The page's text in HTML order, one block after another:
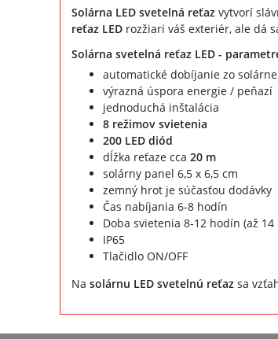
Solárna LED svetelná reťazvytvorí
reťaz LEDrozžiari váš exteriér, ale dá
Solárna svetelná reťaz LED -
automatické dobíjanie zo
výrazná úspora energie / peňazí
jednoduchá inštalácia
8 režimov svietenia
200 LED diód
dĺžka reťaze cca 20 m
solárny panel 6,5 x 6,5 cm
zemný hrot je súčasťou dodávky
Čas nabíjania 6-8 hodín
Doba svietenia 8-12 hodín (až
IP65
Tlačidlo ON/OFF
Na solárnu LED svetelnú reťaz sa